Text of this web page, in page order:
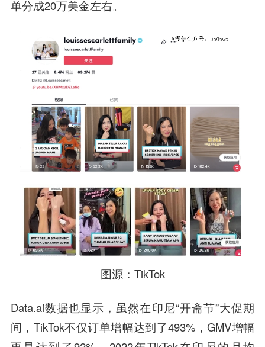
单分成20万美金左右。
图源：TikTok
Data.ai数据也显示，虽然在印尼“开斋节”大促期
间，TikTok不仅订单增幅达到了493%，GMV增幅